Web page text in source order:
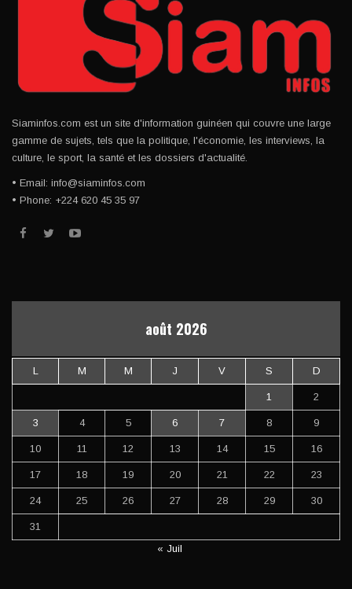
Siaminfos.com est un site d'information guinéen qui couvre une large
gamme de sujets, tels que la politique, l'économie, les interviews, la
culture, le sport, la santé et les dossiers d'actualité.
• Email: info@siaminfos.com
• Phone: +224 620 45 35 97
août 2026
L M M J V S D
1 2
3 4 5 6 7 8 9
10 11 12 13 14 15 16
17 18 19 20 21 22 23
24 25 26 27 28 29 30
31
« Juil